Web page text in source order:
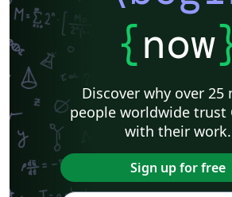
{now
Discover why over 25
people worldwide trust
with their work.
Sign up for free